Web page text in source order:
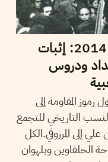
20 مارس 1956 -20 مارس 2014: إثبات
ودروس
المقاومة إلى
التاريخي للتجمع
إلى المرزوقي.الكل
الحلفاوين وبلهوان